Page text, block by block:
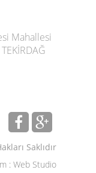
Mahallesi
Saklıdır
: Web Studio